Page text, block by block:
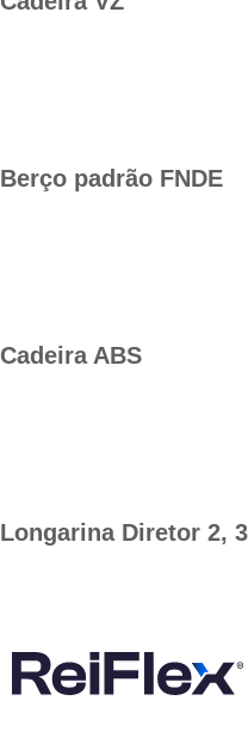
Berço padrão FNDE
Cadeira ABS
Longarina Diretor 2,